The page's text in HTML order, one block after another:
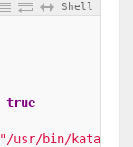
Shell
true
"/usr/bin/kata-